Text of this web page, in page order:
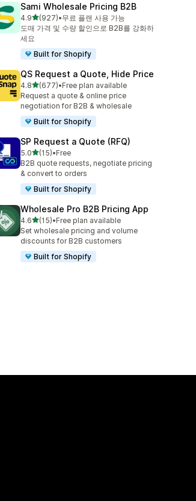
Sami Wholesale Pricing B2B
4.9별 5개 중
(927)
총 리뷰 927개
•무료 플랜 사용 가능
도매 가격 및 수량 할인으로 B2B를 강화하
세요
Built for Shopify
QS Request a Quote, Hide Price
4.8별 5개 중
(677)
총 리뷰 677개
•Free plan available
Request a quote & online price
negotiation for B2B & wholesale
Built for Shopify
SP Request a Quote (RFQ)
5.0별 5개 중
(15)
총 리뷰 15개
•Free
B2B quote requests, negotiate pricing
& convert to orders
Built for Shopify
Wholesale Pro B2B Pricing App
4.6별 5개 중
(15)
총 리뷰 15개
•Free plan available
Set wholesale pricing and volume
discounts for B2B customers
Built for Shopify